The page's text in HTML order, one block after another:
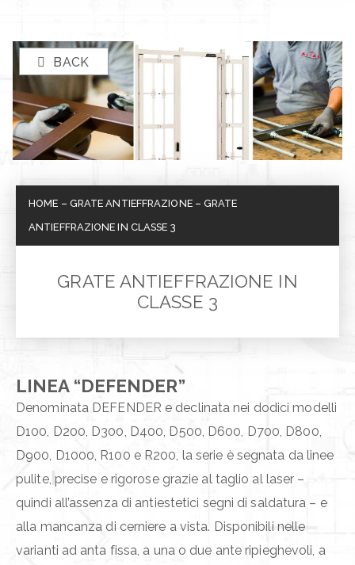
BACK
HOME – GRATE ANTIEFFRAZIONE–GRATE
ANTIEFFRAZIONE IN CLASSE 3
GRATE ANTIEFFRAZIONE IN
CLASSE 3
LINEA “DEFENDER”
Denominata DEFENDER e declinata nei dodici modelli
D100, D200, D300, D400, D500, D600, D700, D800,
D900, D1000, R100 e R200, la serie è segnata da linee
pulite, precise e rigorose grazie al taglio al laser –
quindi all’assenza di antiestetici segni di saldatura – e
alla mancanza di cerniere a vista. Disponibili nelle
varianti ad anta fissa, a una o due ante ripieghevoli, a